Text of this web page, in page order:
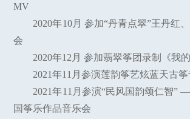
MV
2020年10月 参加“丹青点翠”王丹红
会
2020年12月 参加翡翠筝团录制《我的
2021年11月参演莲韵筝艺炫蓝天古
2021年11月参演“⺠⻛国韵颂仁智”
国筝乐作品音乐会